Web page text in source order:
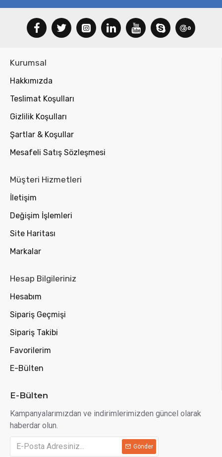
Kurumsal
Hakkımızda
Teslimat Koşulları
Gizlilik Koşulları
Şartlar & Koşullar
Mesafeli Satış Sözleşmesi
Müşteri Hizmetleri
İletişim
Değişim İşlemleri
Site Haritası
Markalar
Hesap Bilgileriniz
Hesabım
Sipariş Geçmişi
Sipariş Takibi
Favorilerim
E-Bülten
E-Bülten
Kampanyalarımızdan ve indirimlerimizden güncel olarak
haberdar olun.
Gönder